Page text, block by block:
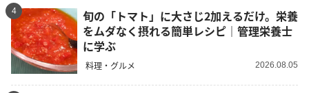
4
旬の「トマト」に大さじ2加えるだけ。栄養
をムダなく摂れる簡単レシピ｜管理栄養士
に学ぶ
料理・グルメ 2026.08.05